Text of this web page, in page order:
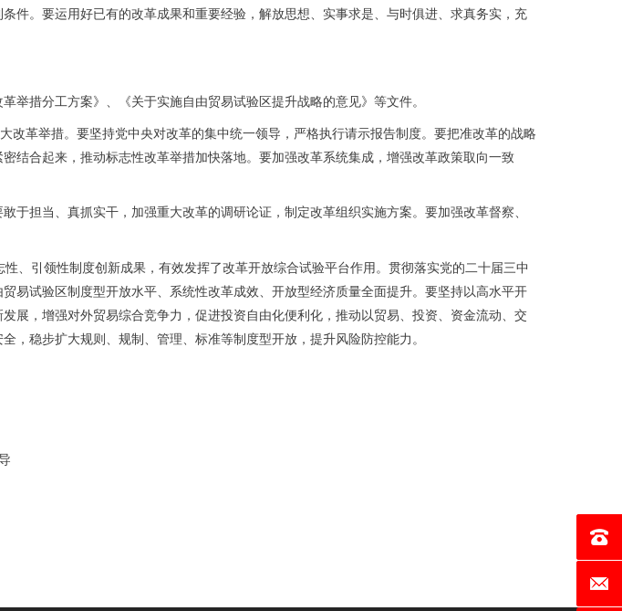
件。要运用好已有的改革成果和重要经验，解放思想、实事求是、与时俱进、求真务实，充
措分工方案》、《关于实施自由贸易试验区提升战略的意见》等文件。
革举措。要坚持党中央对改革的集中统一领导，严格执行请示报告制度。要把准改革的战略
结合起来，推动标志性改革举措加快落地。要加强改革系统集成，增强改革政策取向一致
担当、真抓实干，加强重大改革的调研论证，制定改革组织实施方案。要加强改革督察、
、引领性制度创新成果，有效发挥了改革开放综合试验平台作用。贯彻落实党的二十届三中
易试验区制度型开放水平、系统性改革成效、开放型经济质量全面提升。要坚持以高水平开
展，增强对外贸易综合竞争力，促进投资自由化便利化，推动以贸易、投资、资金流动、交
稳步扩大规则、规制、管理、标准等制度型开放，提升风险防控能力。
电话
邮箱